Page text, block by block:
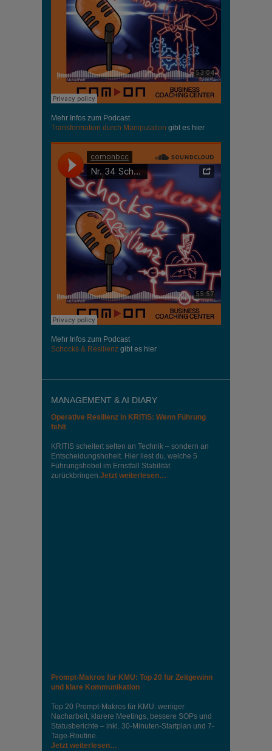
Mehr Infos zum Podcast
Transformation durch Manipulation gibt es hier
Mehr Infos zum Podcast
Schocks & Resilienz gibt es hier
MANAGEMENT & AI DIARY
Operative Resilienz in KRITIS: Wenn Führung
fehlt
KRITIS scheitert selten an Technik – sondern an
Entscheidungshoheit. Hier liest du, welche 5
Führungshebel im Ernstfall Stabilität
zurückbringen.Jetzt weiterlesen…
Prompt-Makros für KMU: Top 20 für Zeitgewinn
und klare Kommunikation
Top 20 Prompt-Makros für KMU: weniger
Nacharbeit, klarere Meetings, bessere SOPs und
Statusberichte – inkl. 30-Minuten-Startplan und 7-
Tage-Routine.
Jetzt weiterlesen…